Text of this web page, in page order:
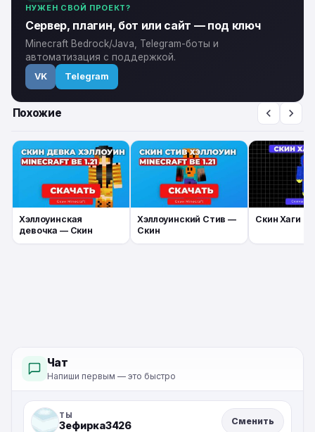
НУЖЕН СВОЙ ПРОЕКТ?
Сервер, плагин, бот или сайт — под ключ
Minecraft Bedrock/Java, Telegram-боты и
автоматизация с поддержкой.
VK Telegram
Похожие
Хэллоуинская
девочка — Скин
Хэллоуинский Стив —
Скин
Скин Хаги
Чат
Напиши первым — это быстро
ТЫ
Зефирка3426 Сменить